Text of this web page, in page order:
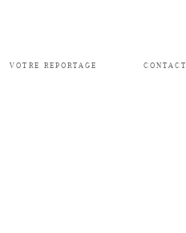
VOTRE REPORTAGE CONTACT